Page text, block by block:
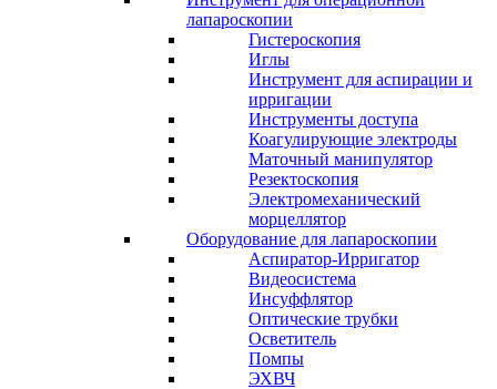
лапароскопии
Гистероскопия
Иглы
Инструмент для аспирации и
ирригации
Инструменты доступа
Коагулирующие электроды
Маточный манипулятор
Резектоскопия
Электромеханический
морцеллятор
Оборудование для лапароскопии
Аспиратор-Ирригатор
Видеосистема
Инсуффлятор
Оптические трубки
Осветитель
Помпы
ЭХВЧ